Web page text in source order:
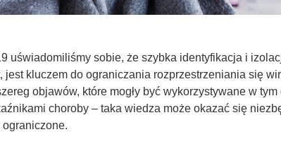
uświadomiliśmy sobie, że szybka identyfikacja i
jest kluczem do ograniczania rozprzestrzeniania się
objawów, które mogły być wykorzystywane w
choroby – taka wiedza może okazać się